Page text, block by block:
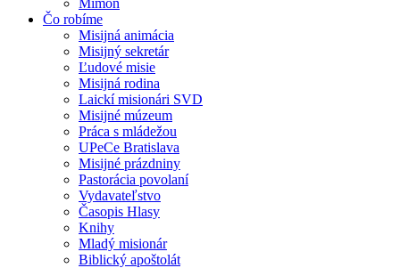
Mimoň
Čo robíme
Misijná animácia
Misijný sekretár
Ľudové misie
Misijná rodina
Laickí misionári SVD
Misijné múzeum
Práca s mládežou
UPeCe Bratislava
Misijné prázdniny
Pastorácia povolaní
Vydavateľstvo
Časopis Hlasy
Knihy
Mladý misionár
Biblický apoštolát